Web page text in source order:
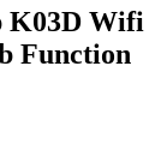
K03D Wifi
Function